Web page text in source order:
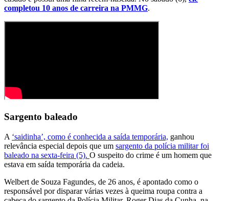
completou 10 anos de carreira na PMMG.
Sargento baleado
A ‘saidinha’, como é conhecida a saída temporária, ganhou
relevância especial depois que um sargento da polícia militar foi
baleado na sexta-feira (5). O suspeito do crime é um homem que
estava em saída temporária da cadeia.
Welbert de Souza Fagundes, de 26 anos, é apontado como o
responsável por disparar várias vezes à queima roupa contra a